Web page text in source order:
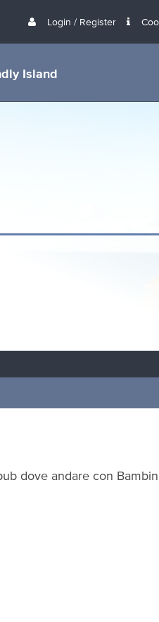
Login / Register
Island
dove andare con